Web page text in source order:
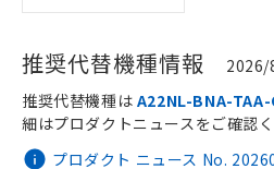
推奨代替機種情報 2026/
プロダクト ニュース No.
推奨代替機種は A22NL-BNA-
細はプロダクトニュースをご確認く